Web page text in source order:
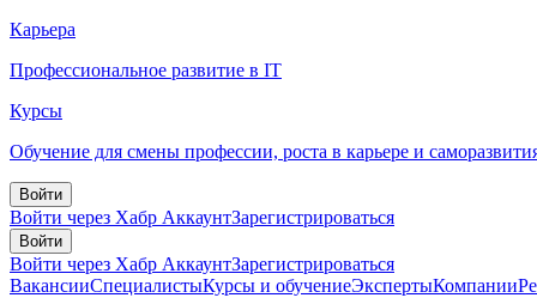
Карьера
Профессиональное развитие в IT
Курсы
Обучение для смены профессии, роста в карьере и
Войти
Войти через Хабр АккаунтЗарегистрироваться
Войти
Войти через Хабр АккаунтЗарегистрироваться
ВакансииСпециалистыКурсы и обучениеЭкспертыКомпании